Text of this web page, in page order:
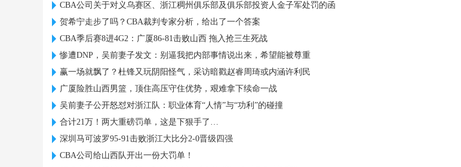
CBA公司关于对义乌赛区、浙江稠州俱乐部及俱乐部投资人金子军处罚的函
贺希宁走步了吗？CBA裁判专家分析，给出了一个答案
CBA季后赛8进4G2：广厦86-81击败山西 拖入抢三生死战
惨遭DNP，吴前妻子发文：别逼我把内部事情说出来，希望能被尊重
赢一场就飘了？杜锋又玩阴阳怪气，采访暗戳赵睿周琦或内涵许利民
广厦险胜山西男篮，顶住高压守住优势，艰难拿下续命一战
吴前妻子公开怒怼对浙江队：职业体育“人情”与“功利”的碰撞
合计21万！两大重磅罚单，这是下狠手了…
深圳马可波罗95-91击败浙江大比分2-0晋级四强
CBA公司给山西队开出一份大罚单！